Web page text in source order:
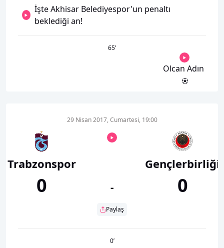
İşte Akhisar Belediyespor'un penaltı
beklediği an!
65’
Olcan Adın
Trabzonspor
0
29 Nisan 2017, Cumartesi, 19:00
-
Paylaş
Gençlerbirliği
0
0’